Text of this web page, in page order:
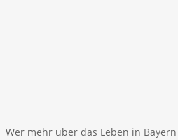
Wer mehr über das Leben in